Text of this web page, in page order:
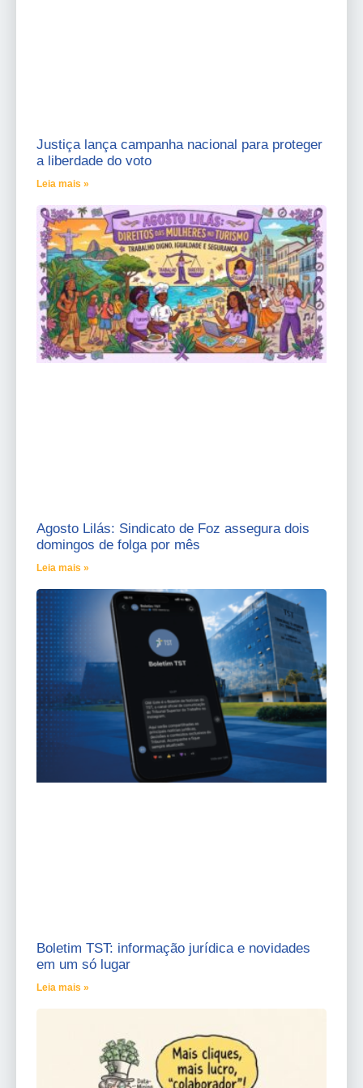
Justiça lança campanha nacional para proteger
a liberdade do voto
Leia mais »
Agosto Lilás: Sindicato de Foz assegura dois
domingos de folga por mês
Leia mais »
Boletim TST: informação jurídica e novidades
em um só lugar
Leia mais »